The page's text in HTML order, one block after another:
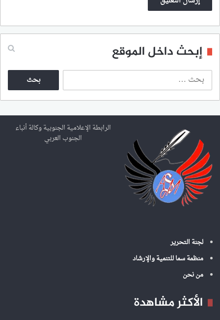
إبحث داخل الموقع
ث
ع
ن
الرابطة الإعلامية الجنوبية وكالة أنباء
الجنوب العربي
لجنة التحرير
منظمة سما للتنمية والإرشاد
من نحن
الأكثر مشاهدة